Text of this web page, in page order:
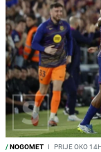
/NOGOMET I PRIJE OKO